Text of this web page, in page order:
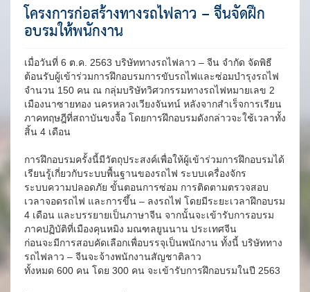
โครงการก่อสร้างทางรถไฟลาว – จีนจัดฝึก
อบรมให้พนักงาน
เมื่อวันที่ 6 ต.ค. 2563 บริษัททางรถไฟลาว – จีน จำกัด จัดพิธี
ต้อนรับผู้เข้าร่วมการฝึกอบรมการขับรถไฟและซ่อมบำรุงรถไฟ
จำนวน 150 คน ณ กลุ่มบริษัทวิศวกรรมทางรถไฟหมายเลข 2
เมืองนาซายทอง นครหลวงเวียงจันทน์ หลังจากสำเร็จการเรียน
ภาคทฤษฎีที่สถาบันขงจื้อ โดยการฝึกอบรมดังกล่าวจะใช้เวลาทั้ง
สิ้น 4 เดือน
การฝึกอบรมครั้งนี้มีวัตถุประสงค์เพื่อให้ผู้เข้าร่วมการฝึกอบรมได้
เรียนรู้เกี่ยวกับระบบพื้นฐานของรถไฟ ระบบเครื่องจักร
ระบบความปลอดภัย ขั้นตอนการซ่อม การติดตามตรวจสอบ
เวลาจอดรถไฟ และการขึ้น – ลงรถไฟ โดยมีระยะเวลาฝึกอบรม
4 เดือน และบรรยายเป็นภาษาจีน จากนั้นจะเข้ารับการอบรม
ภาคปฏิบัติที่เมืองคุนหมิง มณฑลยูนนาน ประเทศจีน
ก่อนจะมีการสอบคัดเลือกเพื่อบรรจุเป็นพนักงาน ทั้งนี้ บริษัททาง
รถไฟลาว – จีนจะจ้างพนักงานสัญชาติลาว
ทั้งหมด 600 คน โดย 300 คน จะเข้ารับการฝึกอบรมในปี 2563